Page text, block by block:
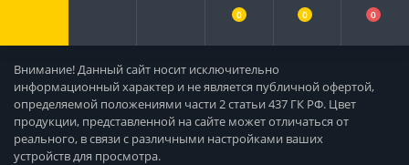
Внимание! Данный сайт носит исключительно
информационный характер и не является публичной офертой,
определяемой положениями части 2 статьи 437 ГК РФ. Цвет
продукции, представленной на сайте может отличаться от
реального, в связи с различными настройками ваших
устройств для просмотра.
0 0 0